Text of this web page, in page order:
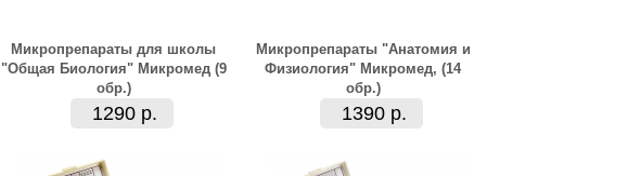
Микропрепараты для школы
"Общая Биология" Микромед (9
обр.)
1290 р.
Микропрепараты "Анатомия и
Физиология" Микромед, (14
обр.)
1390 р.